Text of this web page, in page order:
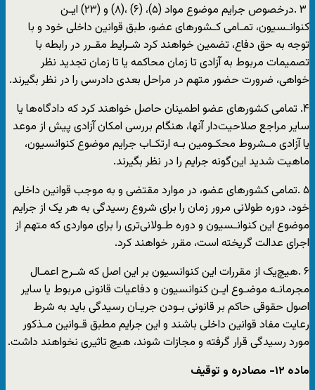
٣ .درخصوص جرایم موضوع مواد (۵)، (۶) ،(۸) و (٢٣) ایـن
کنوانـسیون، تمـامی کـشورهای عضو، طبق قوانین داخلی خود و با
توجه به حق دفاع، تضمین خواهند کرد شـرایط مقـرر در رابطه با
تصمیمات مربوط به آزادی تا زمان محاکمه یا تا زمان تجدید نظر
خواهی، ضرورت حضور متهم در مراحل بعدی دادرسی را در نظر بگیرند.
۴. تمامی کشورهای عضو اطمینان حاصل خواهند کرد که دادگاه‌ها یا
سایر مراجع صلاحیت‌دار آنها، هنگام بررسی امکان آزادی پیش از موعد
یا آزادی مـشروط محکـومین بـه ارتکـاب جرایم موضوع کنوانسیون،
ماهیت شدید این‌گونه جرایم را در نظر بگیرند.
۵ .تمامی کشورهای عضو، در موارد مقتضی و به موجب قوانین داخلی
خود، دوره طولانی مرور زمان را برای شروع رسیدگی به هر یک از جرایم
موضوع این کنوانـسیون و دوره طـولانی‌تری را برای مواردی که متهم از
اجرای عدالت گریخته است، مقرر خواهند کرد.
۶ .هیچ‌یک از مقررات این کنوانسیون بر این اصل که شـرح اعمـال
مجرمانـه موضـوع ایـن کنوانسیون و دفاعیات قانونی مربوط یا سایر
اصول حقوقی حاکم بر قانونی بـودن جریـان رسیدگی باید به شرط
رعایت مفاد قوانین داخلی باشند و این جرایم مطبق قـوانین مـذکور
مورد رسیدگی قرار گرفته و مجازات شوند، هیچ تاثیری نخواهند داشت.
ماده ١٢- مصادره و توقیف